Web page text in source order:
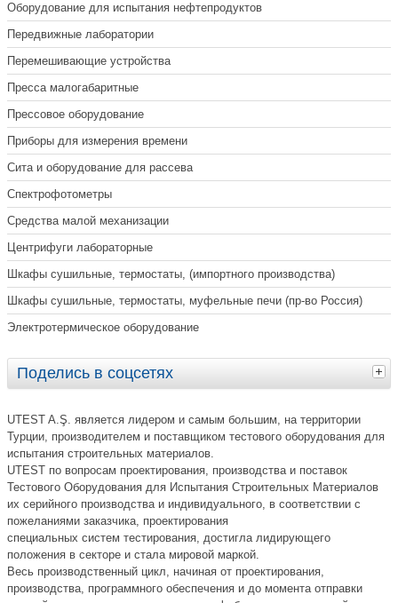
Оборудование для испытания нефтепродуктов
Передвижные лаборатории
Перемешивающие устройства
Пресса малогабаритные
Прессовое оборудование
Приборы для измерения времени
Сита и оборудование для рассева
Спектрофотометры
Средства малой механизации
Центрифуги лабораторные
Шкафы сушильные, термостаты, (импортного производства)
Шкафы сушильные, термостаты, муфельные печи (пр-во Россия)
Электротермическое оборудование
Поделись в соцсетях
UTEST A.Ş. является лидером и самым большим, на территории
Турции, производителем и поставщиком тестового оборудования для
испытания строительных материалов.
UTEST по вопросам проектирования, производства и поставок
Тестового Оборудования для Испытания Строительных Материалов
их серийного производства и индивидуального, в соответствии с
пожеланиями заказчика, проектирования
специальных систем тестирования, достигла лидирующего
положения в секторе и стала мировой маркой.
Весь производственный цикл, начиная от проектирования,
производства, программного обеспечения и до момента отправки